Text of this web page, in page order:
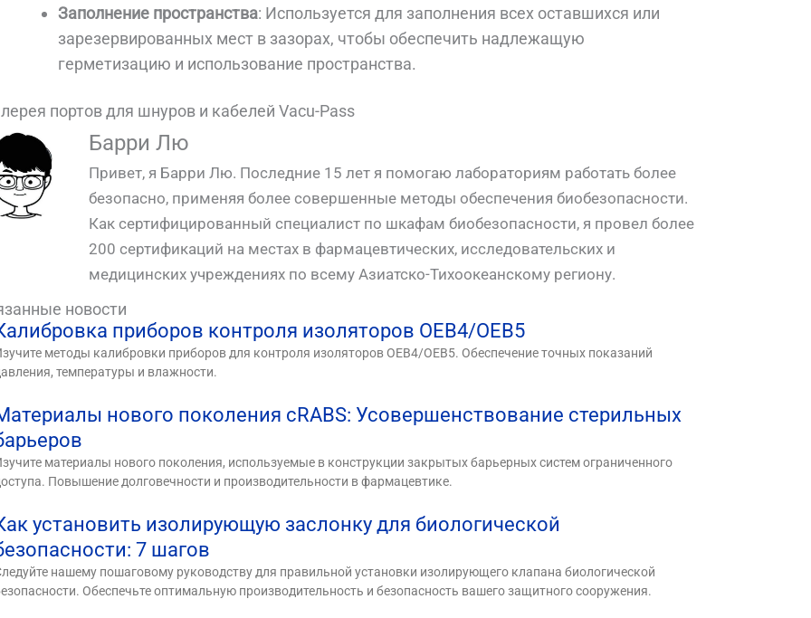
Заполнение пространства: Используется для заполнения всех оставшихся или
зарезервированных мест в зазорах, чтобы обеспечить надлежащую
герметизацию и использование пространства.
портов для шнуров и кабелей Vacu-Pass
Шнур и кабельный порт QUALIA Vacu-Pass
QUALIA Vacu-Pass Порт для шнура и кабеля Вид сверху_1
QUALIA Vacu-Pass Порт для шнуров и кабелей с одним отверстием_1
QUALIA Vacu-Pass Порт для шнуров и кабелей вид сбоку_1
Барри Лю
Привет, я Барри Лю. Последние 15 лет я помогаю лабораториям работать более
безопасно, применяя более совершенные методы обеспечения биобезопасности.
Как сертифицированный специалист по шкафам биобезопасности, я провел более
200 сертификаций на местах в фармацевтических, исследовательских и
медицинских учреждениях по всему Азиатско-Тихоокеанскому региону.
новости
приборов контроля изоляторов OEB4/OEB5
методы калибровки приборов для контроля изоляторов OEB4/OEB5. Обеспечение точных показаний
температуры и влажности.
нового поколения cRABS: Усовершенствование стерильных
материалы нового поколения, используемые в конструкции закрытых барьерных систем ограниченного
Повышение долговечности и производительности в фармацевтике.
установить изолирующую заслонку для биологической
7 шагов
нашему пошаговому руководству для правильной установки изолирующего клапана биологической
Обеспечьте оптимальную производительность и безопасность вашего защитного сооружения.